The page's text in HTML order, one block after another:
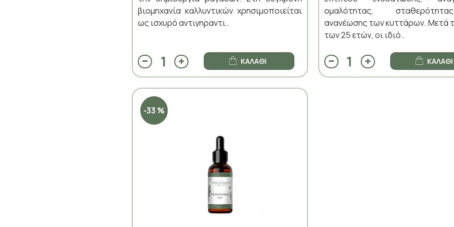
βιομηχανία καλλυντικών χρησιμοποιείται
ως ισχυρό αντιγηραντι..
ΚΑΛΆΘΙ
ομαλότητας,
ανανέωσης των κυττάρων. Μετά
των 25 ετών, οι ιδιό..
ΚΑΛΆΘΙ
-33 %